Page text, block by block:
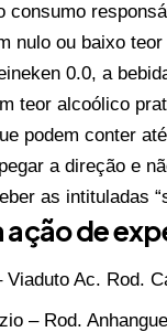
consumo
nulo ou baixo
0.0, a
teor alcoólico
podem conter
a direção e
as intituladas
ação de
Viaduto Ac. Rod.
– Rod.